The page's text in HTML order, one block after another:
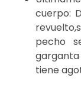
cuerpo:
pecho
garganta
tiene